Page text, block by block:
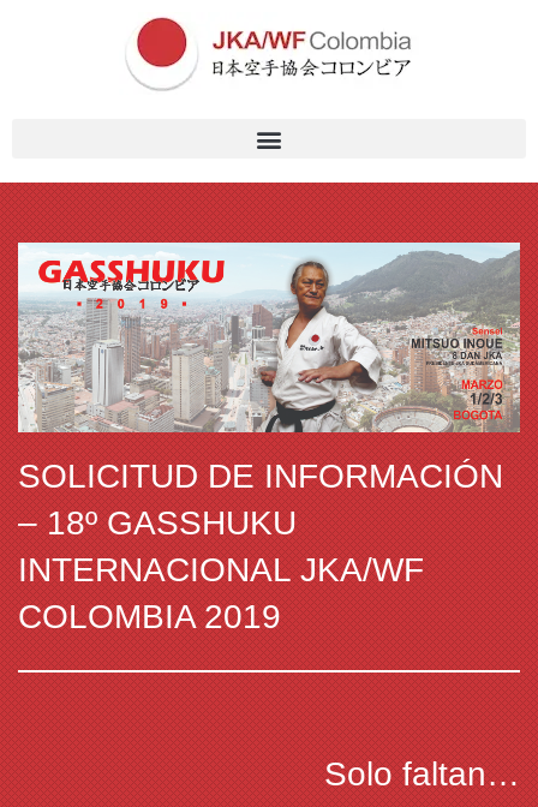
SOLICITUD DE INFORMACIÓN
– 18º GASSHUKU
INTERNACIONAL JKA/WF
COLOMBIA 2019
Solo faltan…